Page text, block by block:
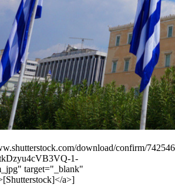
download/confirm/
1-
target="_blank"
a>]